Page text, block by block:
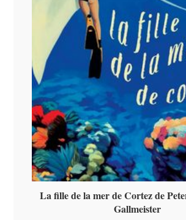
La fille de la mer de Cortez de
Gallmeister